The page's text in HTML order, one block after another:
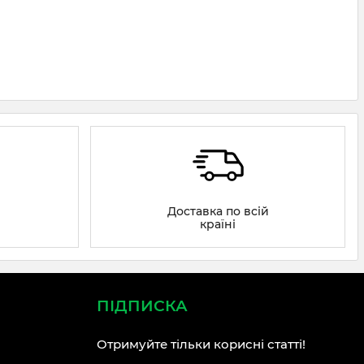
Доставка по всій
країні
ПІДПИСКА
Отримуйте тільки корисні статті!